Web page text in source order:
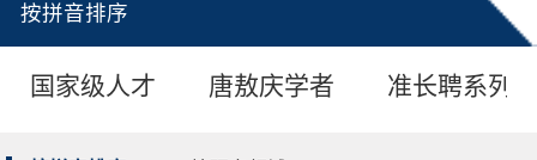
按拼音排序
国家级人才 唐敖庆学者 准长聘系列